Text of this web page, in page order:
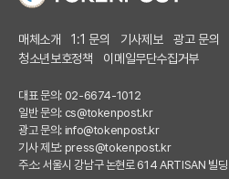
매체소개 1:1 문의 기사제보 광고 문의
청소년보호정책
이메일무단수집거부
대표 문의: 02-6674-1012
일반 문의: cs@tokenpost.kr
광고 문의: info@tokenpost.kr
기사 제보: press@tokenpost.kr
주소: 서울시 강남구 논현로 614 ARTISAN 빌